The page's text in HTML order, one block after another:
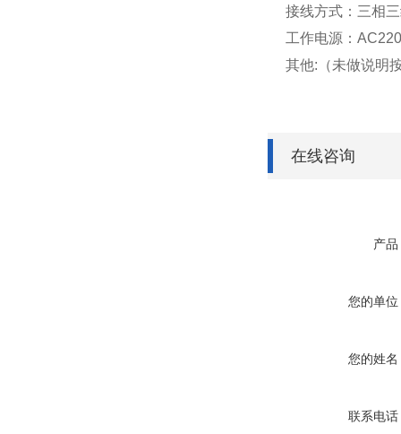
接线方式：三相
工作电源：
其他:（未做说明
在线咨询
产品
您的单位
您的姓名
联系电话